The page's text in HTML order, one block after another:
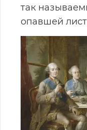
так
опавшей